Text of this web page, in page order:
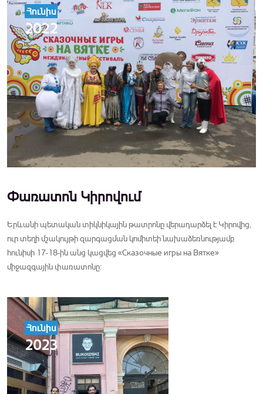
Հունիս
2022
Փառատոն Կիրովում
Երևանի պետական տիկնիկային թատրոնը վերադարձել է Կիրովից,
ուր տեղի մշակույթի զարգացման կոմիտեի նախաձեռնությամբ
հունիսի 17-18-ին անց կացվեց «Сказочные игры на Вятке»
միջազգային փառատոնը:
Հունիս
2023